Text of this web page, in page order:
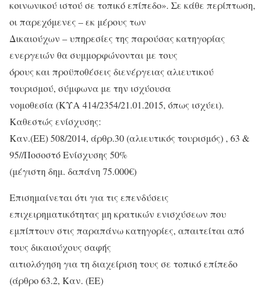
κοινωνικού ιστού σε τοπικό επίπεδο». Σε κάθε περίπτωση,
οι παρεχόμενες – εκ μέρους των
Δικαιούχων – υπηρεσίες της παρούσας κατηγορίας
ενεργειών θα συμμορφώνονται με τους
όρους και προϋποθέσεις διενέργειας αλιευτικού
τουρισμού, σύμφωνα με την ισχύουσα
νομοθεσία (ΚΥΑ 414/2354/21.01.2015, όπως ισχύει).
Καθεστώς ενίσχυσης:
Καν.(ΕΕ) 508/2014, άρθρ.30 (αλιευτικός τουρισμός) , 63 &
95//Ποσοστό Ενίσχυσης 50%
(μέγιστη δημ. δαπάνη 75.000€)
Επισημαίνεται ότι για τις επενδύσεις
επιχειρηματικότητας μη κρατικών ενισχύσεων που
εμπίπτουν στις παραπάνω κατηγορίες, απαιτείται από
τους δικαιούχους σαφής
αιτιολόγηση για τη διαχείριση τους σε τοπικό επίπεδο
(άρθρο 63.2, Καν. (ΕΕ)